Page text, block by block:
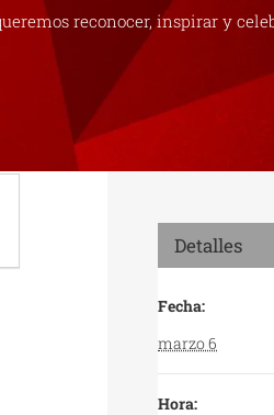
reconocer, inspirar y
Detalles
Fecha:
marzo 6
Hora: